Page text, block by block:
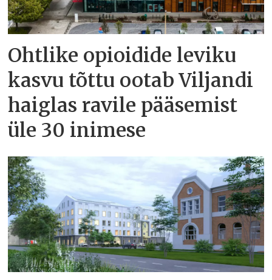
Ohtlike opioidide leviku
kasvu tõttu ootab Viljandi
haiglas ravile pääsemist
üle 30 inimese